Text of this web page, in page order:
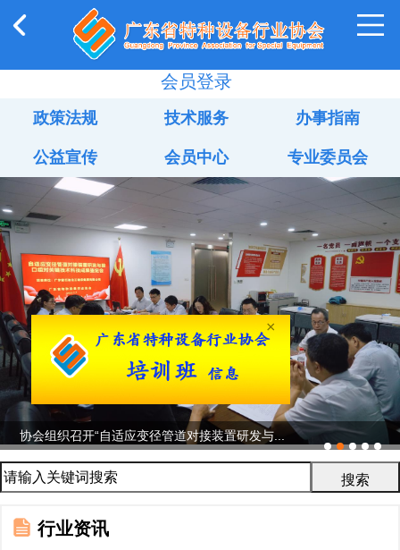
会员登录
政策法规 技术服务 办事指南
公益宣传 会员中心 专业委员会
协会组织召开“自适应变径管道对接装置研发与...
行业资讯
×